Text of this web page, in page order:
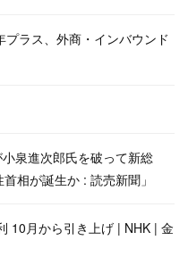
プラス、外商・インバウンド
泉進次郎氏を破って新総
相が誕生か : 読売新聞」
10月から引き上げ | NHK | 金